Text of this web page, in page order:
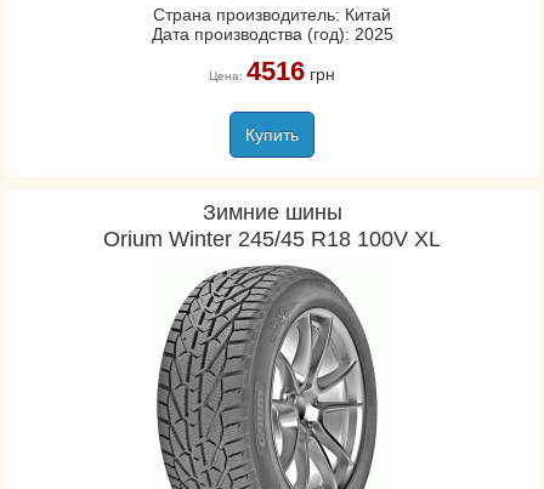
Страна производитель: Китай
Дата производства (год): 2025
Цена: 4516грн
Купить
Зимние шины
Orium Winter 245/45 R18 100V XL